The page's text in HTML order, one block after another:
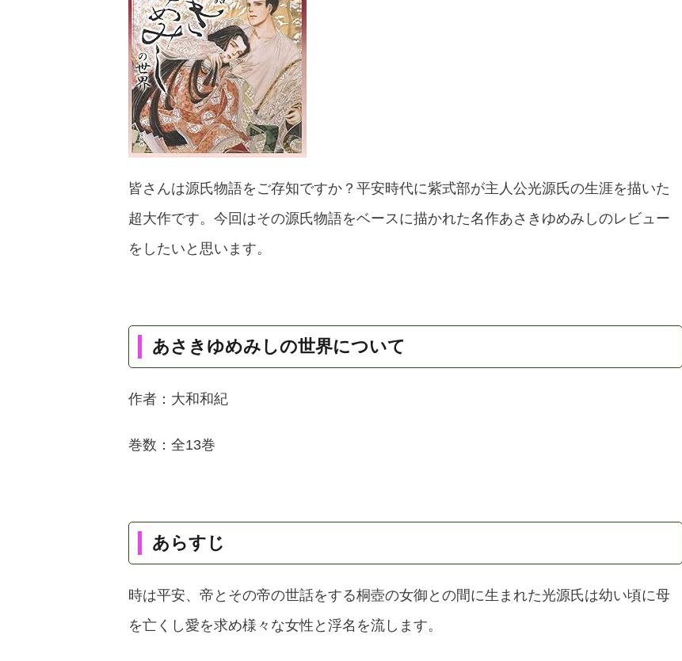
皆さんは源氏物語をご存知ですか？平安時代に紫式部が主人公光源氏の生涯を描いた
超大作です。今回はその源氏物語をベースに描かれた名作あさきゆめみしのレビュー
をしたいと思います。
あさきゆめみしの世界について
作者：大和和紀
巻数：全13巻
あらすじ
時は平安、帝とその帝の世話をする桐壺の女御との間に生まれた光源氏は幼い頃に母
を亡くし愛を求め様々な女性と浮名を流します。